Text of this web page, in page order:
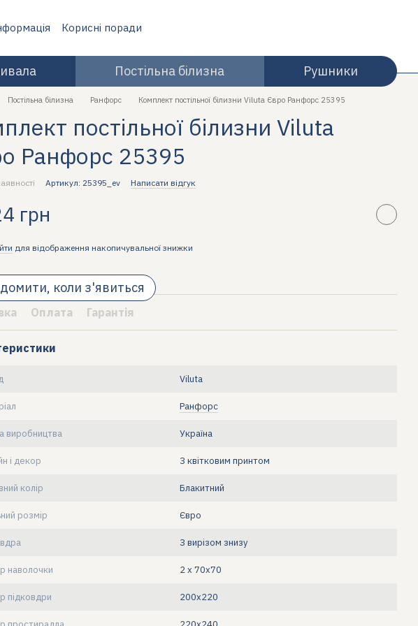
Корисні поради
Постільна білизна Рушники
Постільна білизна Ранфорс Комплект постільної білизни Viluta Євро Ранфорс 25395
постільної білизни Viluta
Ранфорс 25395
Артикул: 25395_ev Написати відгук
грн
для відображення накопичувальної знижки
коли з'явиться
Оплата Гарантія
Viluta
Ранфорс
виробництва Україна
і декор З квітковим принтом
колір Блакитний
розмір Євро
З вирізом знизу
наволочки 2 х 70х70
підковдри 200х220